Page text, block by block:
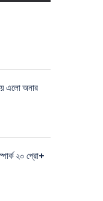
এলো অনার
২০ প্রো+